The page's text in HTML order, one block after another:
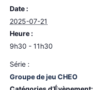
Date :
2025-07-21
Heure :
9h30 - 11h30
Série :
Groupe de jeu CHEO